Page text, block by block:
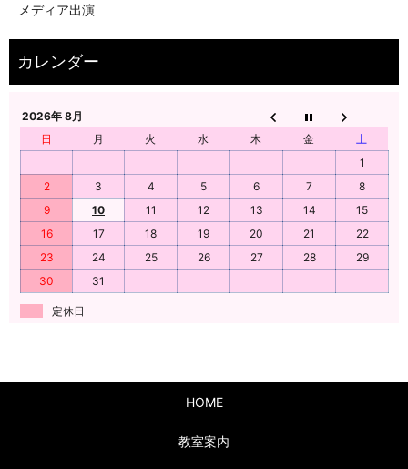
メディア出演
2026年 8月
日
月 火 水 木 金
土
1
2
3 4 5 6 7
8
9
10 11 12 13 14
15
16
17 18 19 20 21
22
23
24 25 26 27 28
29
30
31
定休日
HOME
教室案内